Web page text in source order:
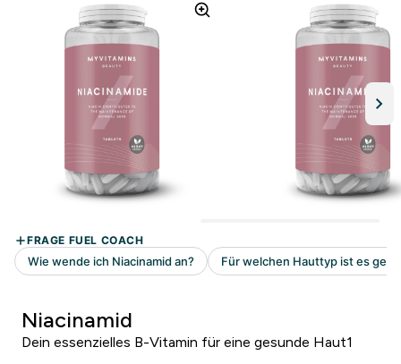
Niacinamid
Dein essenzielles B-Vitamin für eine gesunde Haut1